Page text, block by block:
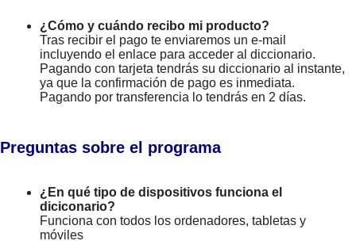
¿Cómo y cuándo recibo mi producto?
Tras recibir el pago te enviaremos un e-mail
incluyendo el enlace para acceder al diccionario.
Pagando con tarjeta tendrás su diccionario al instante,
ya que la confirmación de pago es inmediata.
Pagando por transferencia lo tendrás en 2 días.
Preguntas sobre el programa
¿En qué tipo de dispositivos funciona el
diciconario?
Funciona con todos los ordenadores, tabletas y
móviles